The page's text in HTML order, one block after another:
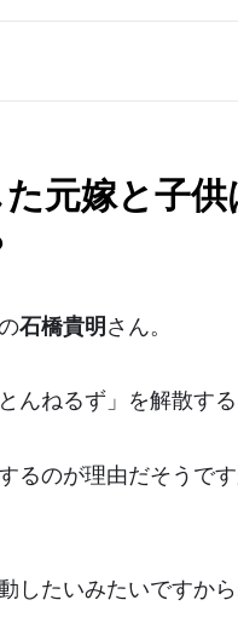
元嫁と子
石橋貴明さん。
んねるず」を解散す
るのが理由だそうで
したいみたいですから